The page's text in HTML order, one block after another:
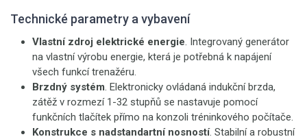
Technické parametry a vybavení
Vlastní zdroj elektrické energie. Integrovaný generátor
na vlastní výrobu energie, která je potřebná k napájení
všech funkcí trenažéru.
Brzdný systém. Elektronicky ovládaná indukční brzda,
zátěž v rozmezí 1-32 stupňů se nastavuje pomocí
funkčních tlačítek přímo na konzoli tréninkového počítače.
Konstrukce s nadstandartní nosností. Stabilní a robustní